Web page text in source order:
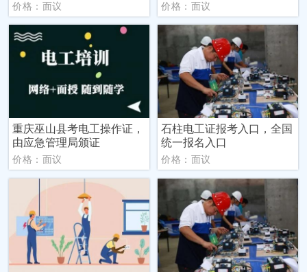
价格：面议 价格：面议
重庆巫山县考电工操作证，
由应急管理局颁证
价格：面议
石柱电工证报考入口，全国
统一报名入口
价格：面议